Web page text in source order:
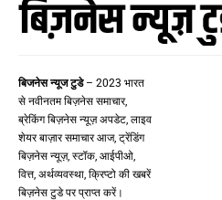
बिजनेस न्यूज टुडे– 2023 भारत
से नवीनतम बिज़नेस समाचार,
ब्रेकिंग बिज़नेस न्यूज़ अपडेट, लाइव
शेयर बाज़ार समाचार आज, ट्रेंडिंग
बिज़नेस न्यूज़, स्टॉक, आईपीओ,
वित्त, अर्थव्यवस्था, क्रिप्टो की खबरें
बिज़नेस टुडे पर प्राप्त करें।